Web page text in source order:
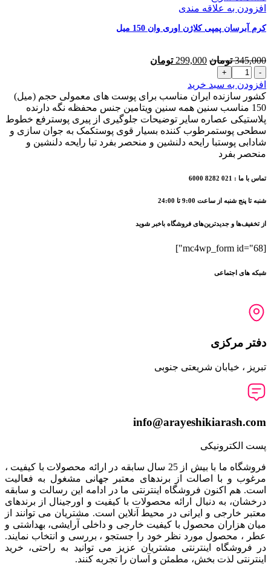
افزودن به علاقه مندی
کرم آبرسان پمپی کلاژن اوری وان 150 میل
345,000 تومان قیمت
بود.
299,000 تومان
است.
کرم
آبرسان
پمپی
کلاژن
اوری
وان
150
میل
عدد
افزودن به سبد خرید
کشور سازنده ایران مناسب برای پوست های معمولی حجم (میل)
150 مناسب سنین همه سنین ویتامین جنس محفظه نگه دارنده
پلاستیکی عصاره سایر توضیحات جلوگیری از پیری پوسترفع خطوط
سطحی پوستمرطوب کننده بسیار قوی پوستکمک به جوان سازی و
شادابی پوستبا رایحه دلنشین و منحصر بفرد تبا رایحه دلنشین و
منحصر بفرد
تماس با ما : 021 8282 6000
شنبه تا پنج شنبه از ساعت 9:00 تا 24:00
از تخفیف‌ها و جدیدترین‌های فروشگاه باخبر شوید
[mc4wp_form id="68"]
شبکه های اجتماعی
دفتر مرکزی
تبریز ، خیابان شریعتی جنوبی
info@arayeshikiarash.com
پست الکترونیکی
فروشگاه ما با بیش از 25 سال سابقه در ارائه محصولات با کيفيت ،
مرغوب و با اصالت از برندهای معتبر جهانی مشغول به فعاليت
است. هم اکنون فروشگاه اینترنتی ما در ادامه اين رسالت و سابقه
درخشان، به دنبال ارائه محصولات با کيفيت و اورجينال از برندهای
معتبر خارجی و ايرانی در محيط آنلاين است. مشتريان می توانند از
ميان هزاران محصول با کيفيت خارجی و داخلی آرایشی، بهداشتی و
عطر ، محصول مورد نظر خود را جستجو ، بررسی و انتخاب نمايند.
در فروشگاه اینترنتی مشتريان عزیز می توانيد به راحتی، خرید
اینترنتی لذت بخش، مطمئن و آسان را تجربه کنند.